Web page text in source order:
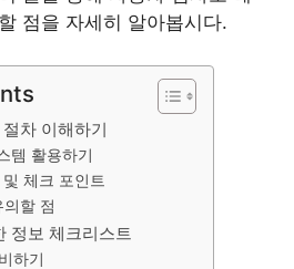
점을 자세히 알아봅시다.
차 이해하기
템 활용하기
체크 포인트
할 점
정보 체크리스트
하기